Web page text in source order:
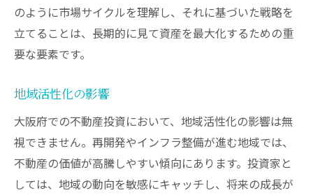
のように市場サイクルを理解し、それに基づいた戦略を
立てることは、長期的に見て資産を最大化するための重
要な要素です。
地域活性化の影響
大阪府での不動産投資において、地域活性化の影響は無
視できません。再開発やインフラ整備が進む地域では、
不動産の価値が高騰しやすい傾向にあります。投資家と
しては、地域の動向を敏感にキャッチし、将来の成長が